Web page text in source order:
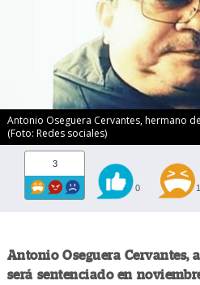
Antonio Oseguera Cervantes, hermano
(Foto: Redes sociales)
3
0 1
Antonio Oseguera Cervantes,
será sentenciado en